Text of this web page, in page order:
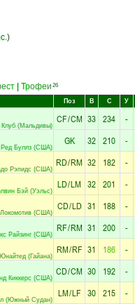
Трофеи 26
Поз В С У
Клуб (Мальдивы)
CF/CM 33 234 -
Буллз (США)
GK 32 210 -
Рэпидс (США)
RD/RM 32 182 -
Бэй (Уэльс)
LD/LM 32 201 -
Локомотив (США)
CD/LD 31 188 -
Райзинг (США)
RF/RM 31 200 -
(Гайана)
RM/RF 31 186 -
Киккерс (США)
CD/CM 30 192 -
(Южный Судан)
LM/LF 30 215 -